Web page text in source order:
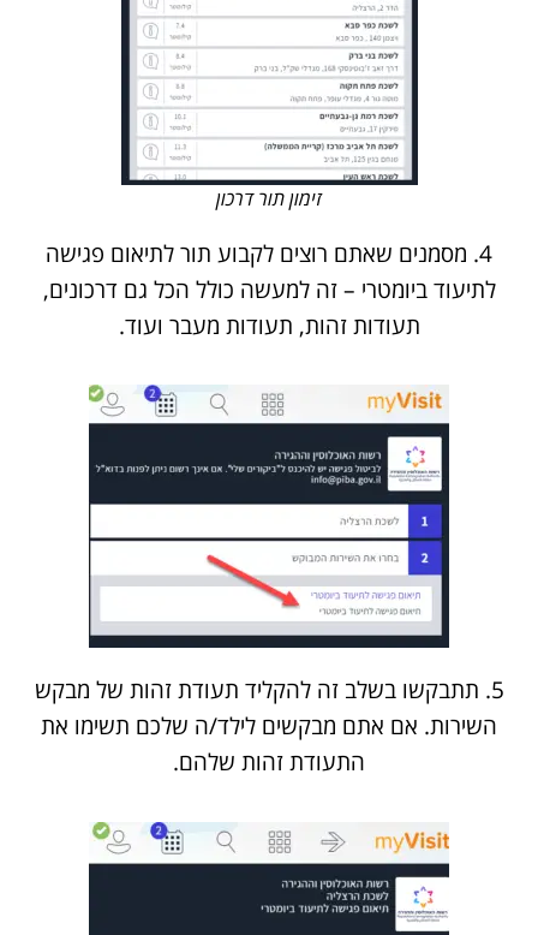
זימון תור דרכון
4. מסמנים שאתם רוצים לקבוע תור לתיאום פגישה
לתיעוד ביומטרי – זה למעשה כולל הכל גם דרכונים,
תעודות זהות, תעודות מעבר ועוד.
5. תתבקשו בשלב זה להקליד תעודת זהות של מבקש
השירות. אם אתם מבקשים לילד/ה שלכם תשימו את
התעודת זהות שלהם.